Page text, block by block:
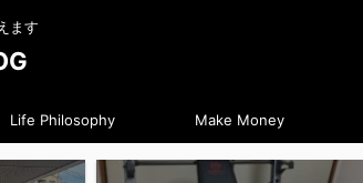
ます
Life Philosophy Make Money